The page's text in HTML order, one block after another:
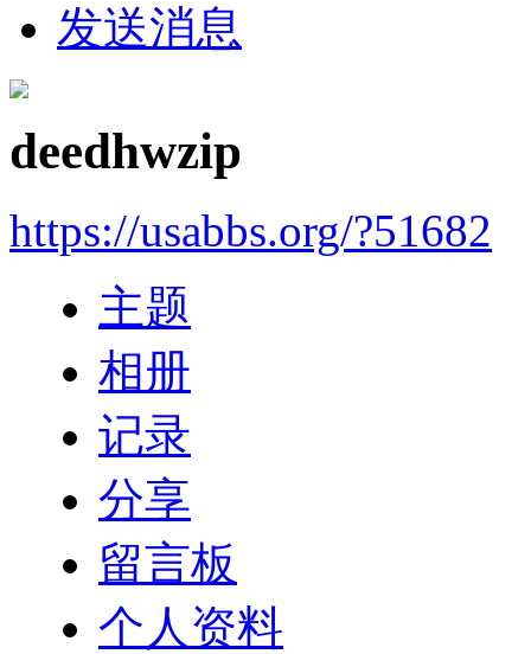
发送消息
deedhwzip
https://usabbs.org/?51682
主题
相册
记录
分享
留言板
个人资料